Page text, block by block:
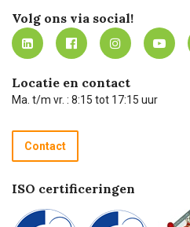
Werken bij Carel Lurvink
MVO
Mijn Carel Lurvink
Mijn Carel Lurvink instructievideo's
Carel Lurvink App
Hulp op afstand
Technische dienst
Recycle programma
Betalen
Innovation LAB
Tevreden klanten
Carel Lurvink Blog
Carel de podcast
Volg ons via social!
Locatie en contact
Ma. t/m vr. : 8:15 tot 17:15 uur
Contact
ISO certificeringen